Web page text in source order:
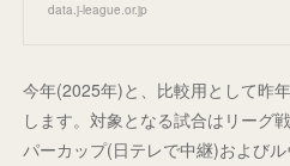
data.j-league.or.jp
今年(2025年)と、比較用として昨
します。対象となる試合はリーグ
パーカップ(日テレで中継)および